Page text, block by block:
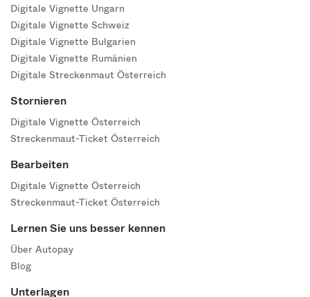
Digitale Vignette Ungarn
Digitale Vignette Schweiz
Digitale Vignette Bulgarien
Digitale Vignette Rumänien
Digitale Streckenmaut Österreich
Stornieren
Digitale Vignette Österreich
Streckenmaut-Ticket Österreich
Bearbeiten
Digitale Vignette Österreich
Streckenmaut-Ticket Österreich
Lernen Sie uns besser kennen
Über Autopay
Blog
Unterlagen